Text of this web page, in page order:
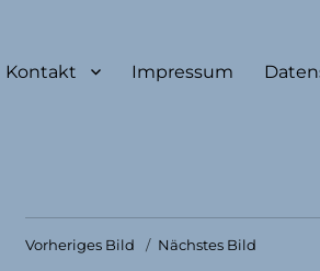
Kontakt Impressum
Vorheriges Bild Nächstes Bild